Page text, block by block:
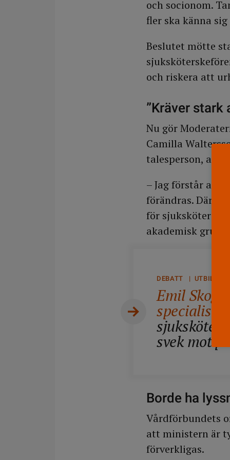
och socionom.
fler ska känna
Beslutet mötte
och riskera att
”Kräver stark
Nu gör
Camilla
talesperson, att
– Jag förstår att
förändras.
för
akademisk
DEBATT |
Emil
svek mot
Borde ha
Vårdförbundets
att ministern är
förverkligas.